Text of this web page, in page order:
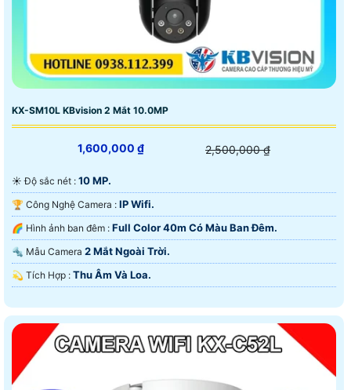
KX-SM10L KBvision 2 Mắt 10.0MP
1,600,000 ₫ 2,500,000 ₫
☀️ Độ sắc nét : 10 MP.
🏆 Công Nghệ Camera : IP Wifi.
🌈 Hình ảnh ban đêm : Full Color 40m Có Màu Ban Ðêm.
🔩 Mẫu Camera 2 Mắt Ngoài Trời.
️💫 Tích Hợp : Thu Âm Và Loa.